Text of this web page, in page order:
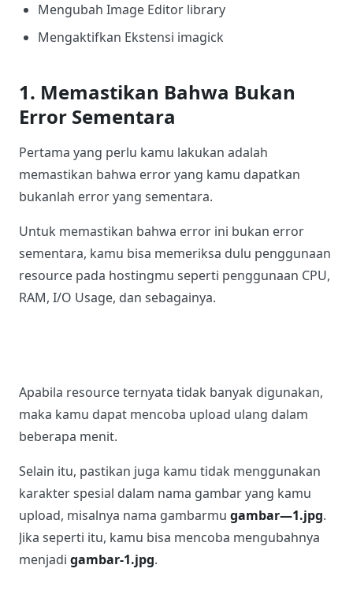
Mengubah Image Editor library
Mengaktifkan Ekstensi imagick
1. Memastikan Bahwa Bukan
Error Sementara
Pertama yang perlu kamu lakukan adalah
memastikan bahwa error yang kamu dapatkan
bukanlah error yang sementara.
Untuk memastikan bahwa error ini bukan error
sementara, kamu bisa memeriksa dulu penggunaan
resource pada hostingmu seperti penggunaan CPU,
RAM, I/O Usage, dan sebagainya.
Apabila resource ternyata tidak banyak digunakan,
maka kamu dapat mencoba upload ulang dalam
beberapa menit.